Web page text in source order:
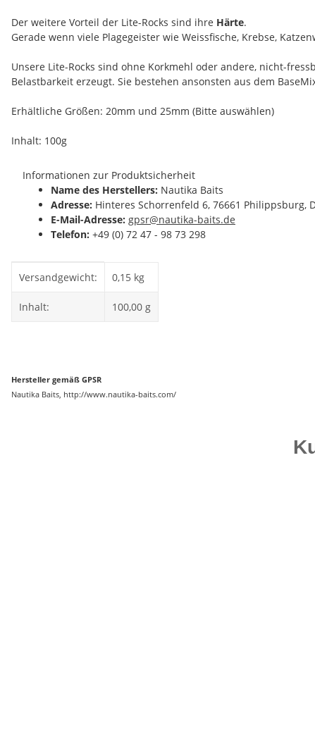
Der weitere Vorteil der Lite-Rocks sind ihre Härte.
Gerade wenn viele Plagegeister wie Weissfische, Krebse,
Unsere Lite-Rocks sind ohne Korkmehl oder andere, nicht-
Belastbarkeit erzeugt. Sie bestehen ansonsten aus dem
Erhältliche Größen: 20mm und 25mm (Bitte auswählen)
Inhalt: 100g
Informationen zur Produktsicherheit
Name des Herstellers: Nautika Baits
Adresse: Hinteres Schorrenfeld 6, 76661 Philippsburg,
E-Mail-Adresse: gpsr@nautika-baits.de
Telefon: +49 (0) 72 47 - 98 73 298
Versandgewicht: 0,15 kg
Inhalt: 100,00 g
Hersteller gemäß GPSR
Nautika Baits, http://www.nautika-baits.com/